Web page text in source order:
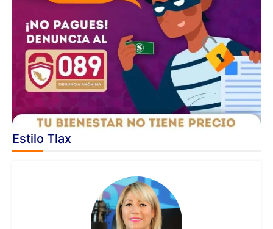
Estilo Tlax